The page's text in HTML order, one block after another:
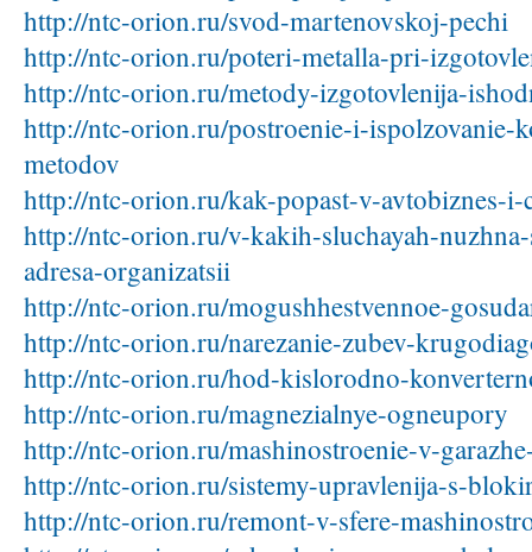
http://ntc-orion.ru/svod-martenovskoj-pechi
http://ntc-orion.ru/poteri-metalla-pri-
http://ntc-orion.ru/metody-izgotovlenija-
http://ntc-orion.ru/postroenie-i-ispolzovanie-
metodov
http://ntc-orion.ru/kak-popast-v-avtobiznes-
http://ntc-orion.ru/v-kakih-sluchayah-
adresa-organizatsii
http://ntc-orion.ru/mogushhestvennoe-
http://ntc-orion.ru/narezanie-zubev-
http://ntc-orion.ru/hod-kislorodno-
http://ntc-orion.ru/magnezialnye-ogneupory
http://ntc-orion.ru/mashinostroenie-v-
http://ntc-orion.ru/sistemy-upravlenija-s-
http://ntc-orion.ru/remont-v-sfere-